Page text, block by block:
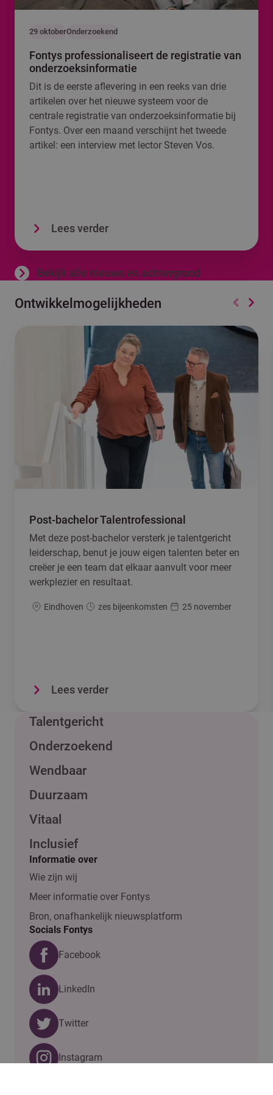
29 oktoberOnderzoekend
Fontys professionaliseert de registratie van
onderzoeksinformatie
Dit is de eerste aflevering in een reeks van drie
artikelen over het nieuwe systeem voor de
centrale registratie van onderzoeksinformatie bij
Fontys. Over een maand verschijnt het tweede
artikel: een interview met lector Steven Vos.
Lees verder
Bekijk alle nieuws en achtergrond
Ontwikkelmogelijkheden Vorige
Post-bachelor Talentrofessional
Met deze post-bachelor versterk je talentgericht
leiderschap, benut je jouw eigen talenten beter en
creëer je een team dat elkaar aanvult voor meer
werkplezier en resultaat.
Locatie
Eindhoven Duurzes bijeenkomsten Startdatum
25 november
Lees verder
Talentgericht
Onderzoekend
Wendbaar
Duurzaam
Vitaal
Inclusief
Informatie over
Wie zijn wij
Meer informatie over Fontys
Bron, onafhankelijk nieuwsplatform
Socials Fontys
Facebook
LinkedIn
Twitter
Instagram